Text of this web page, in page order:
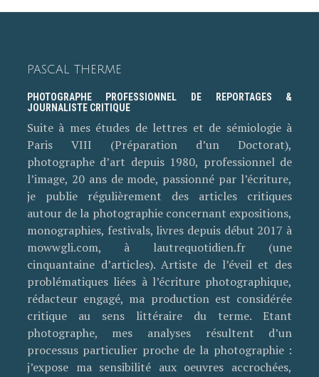
PASCAL THERME
PHOTOGRAPHE PROFESSIONNEL DE REPORTAGES &
JOURNALISTE CRITIQUE
Suite à mes études de lettres et de sémiologie à
Paris VIII (Préparation d’un Doctorat),
photographe d’art depuis 1980, professionnel de
l’image, 20 ans de mode, passionné par l’écriture,
je publie régulièrement des articles critiques
autour de la photographie concernant expositions,
monographies, festivals, livres depuis début 2017 à
mowwgli.com, à lautrequotidien.fr (une
cinquantaine d’articles). Artiste de l’éveil et des
problématiques liées à l’écriture photographique,
rédacteur engagé, ma production est considérée
critique au sens littéraire du terme. Etant
photographe, mes analyses résultent d’un
processus particulier proche de la photographie :
j’expose ma sensibilité aux oeuvres accrochées,